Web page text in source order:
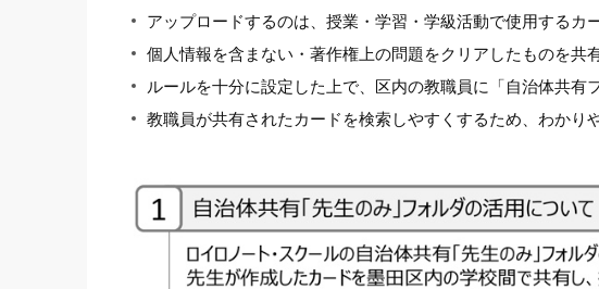
アップロードするのは、授業・学習・学級活動で使用するカ
個人情報を含まない・著作権上の問題をクリアしたものを共
ルールを十分に設定した上で、区内の教職員に「自治体共有
教職員が共有されたカードを検索しやすくするため、わかり